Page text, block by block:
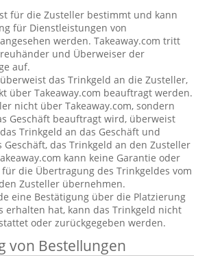
für die Zusteller bestimmt und kann
für Dienstleistungen von
werden. Takeaway.com tritt
und Überweiser der
auf.
das Trinkgeld an die Zusteller,
über Takeaway.com beauftragt werden.
nicht über Takeaway.com, sondern
Geschäft beauftragt wird, überweist
Trinkgeld an das Geschäft und
das Trinkgeld an den Zusteller
kann keine Garantie oder
die Übertragung des Trinkgeldes vom
Zusteller übernehmen.
eine Bestätigung über die Platzierung
erhalten hat, kann das Trinkgeld nicht
oder zurückgegeben werden.
von Bestellungen